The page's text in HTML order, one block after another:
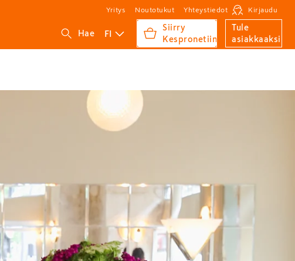
Yritys Noutotukut Yhteystiedot Kirjaudu
Hae FI
Siirry
Kespronetiin
Tule
asiakkaaksi